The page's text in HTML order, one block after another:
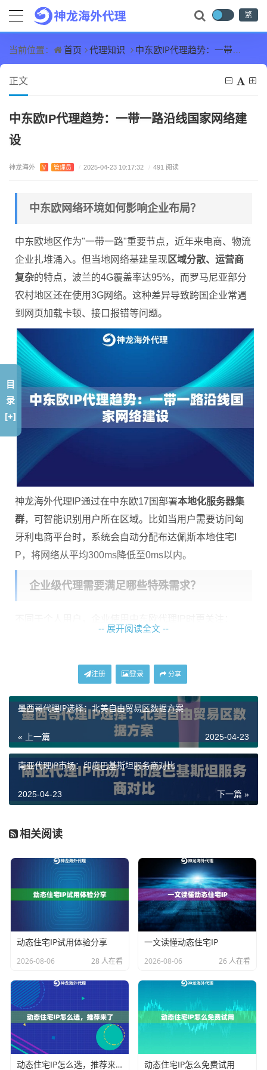
繁
当前位置： 首页 代理知识 中东欧IP代理趋势：一带一路沿线国家网络建设
正文
中东欧IP代理趋势：一带一路沿线国家网络建
设
神龙海外 V 管理员 / 2025-04-23 10:17:32 / 491 阅读
中东欧网络环境如何影响企业布局？
中东欧地区作为"一带一路"重要节点，近年来电商、物流
企业扎堆涌入。但当地网络基建呈现区域分散、运营商
复杂的特点，波兰的4G覆盖率达95%，而罗马尼亚部分
农村地区还在使用3G网络。这种差异导致跨国企业常遇
到网页加载卡顿、接口报错等问题。
神龙海外代理IP通过在中东欧17国部署本地化服务器集
群，可智能识别用户所在区域。比如当用户需要访问匈
牙利电商平台时，系统会自动分配布达佩斯本地住宅I
P，将网络从平均300ms降低至0ms以内。
企业级代理需要满足哪些特殊需求？
提供完整IP使用日志
流量加密 内置1.3协议支持
神龙海外代理IP的 企业级解决方案
特别开发了团队协作
功能，支持将1000+个IP按部门划分权限。市场部使用的
波兰IP与客服部使用的捷克IP完全隔离，避免业务数据交
叉污染。
P访问本地服务器必须完成身份核验。这导致很多静态代
理IP被大规模封禁。
神龙海外代理IP采用 智能轮换技术，每次连接会模拟当
地居民上网习惯：
1. 保持单IP平均在线时长45-90分钟
2. 自动匹配目标网站时区
3. 浏览器指纹随机化生成
这种动态伪装技术使IP存活率提升至92%，比传统代理
方案高出3倍。
实战案例：跨境物流系统优化
-- 展开阅读全文 --
注册 登录 分享
墨西哥代理IP选择：北美自由贸易区数据方案
« 上一篇 2025-04-23
南亚代理IP市场：印度巴基斯坦服务商对比
下一篇 »
2025-04-23
相关阅读
动态住宅IP试用体验分享
2026-08-06 28 人在看
一文读懂动态住宅IP
2026-08-06 26 人在看
动态住宅IP怎么选，推荐来了 动态住宅IP怎么免费试用
目
录
[+]